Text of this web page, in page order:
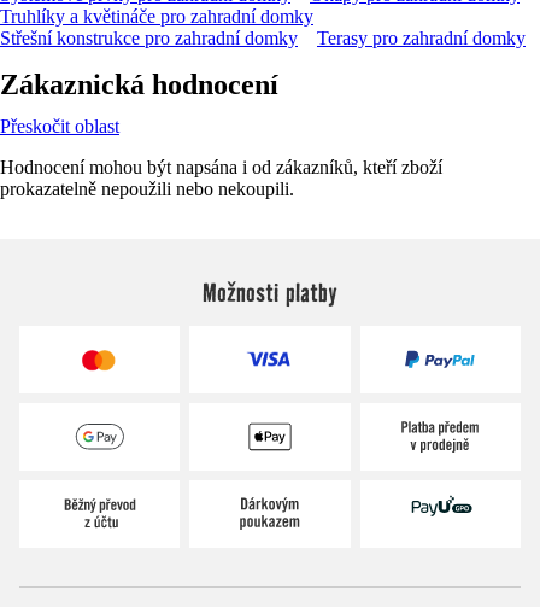
Truhlíky a květináče pro zahradní domky
Střešní konstrukce pro zahradní domky
Terasy pro zahradní domky
Zákaznická hodnocení
Přeskočit oblast
Hodnocení mohou být napsána i od zákazníků, kteří zboží
prokazatelně nepoužili nebo nekoupili.
Možnosti platby